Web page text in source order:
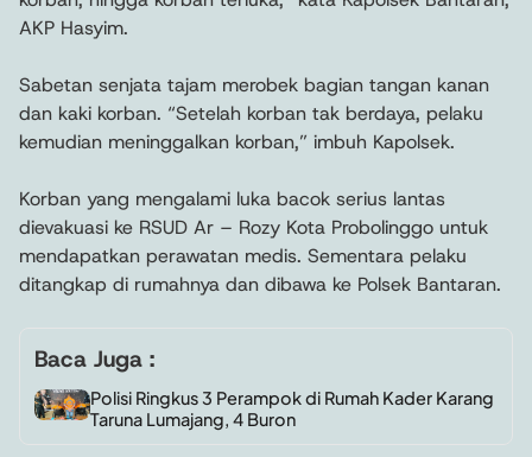
AKP Hasyim.
Sabetan senjata tajam merobek bagian tangan kanan
dan kaki korban. “Setelah korban tak berdaya, pelaku
kemudian meninggalkan korban,” imbuh Kapolsek.
Korban yang mengalami luka bacok serius lantas
dievakuasi ke RSUD Ar – Rozy Kota Probolinggo untuk
mendapatkan perawatan medis. Sementara pelaku
ditangkap di rumahnya dan dibawa ke Polsek Bantaran.
Baca Juga :
Polisi Ringkus 3 Perampok di Rumah Kader Karang
Taruna Lumajang, 4 Buron